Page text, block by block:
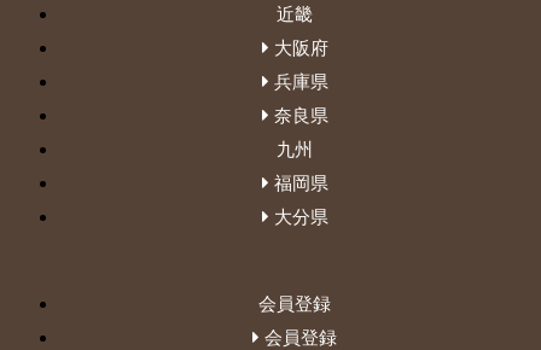
近畿
大阪府
兵庫県
奈良県
九州
福岡県
大分県
会員登録
会員登録